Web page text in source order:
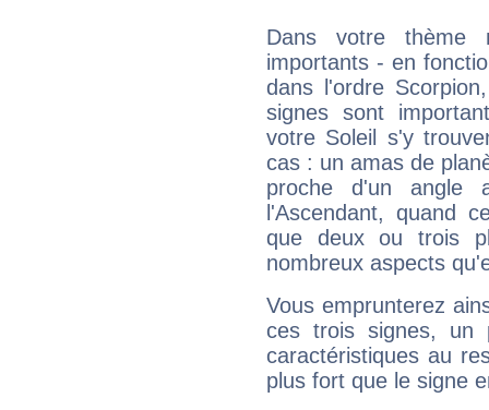
Dans votre thème
importants - en
dans l'ordre
signes sont
votre Soleil s'y
cas : un amas de
proche d'un
l'Ascendant, quand
que deux ou trois
nombreux aspects
Vous emprunterez
ces trois signes, un
caractéristiques au
plus fort que le signe